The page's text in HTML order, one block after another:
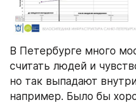
В Петербурге много
считать людей и
но так выпадают
например. Было бы